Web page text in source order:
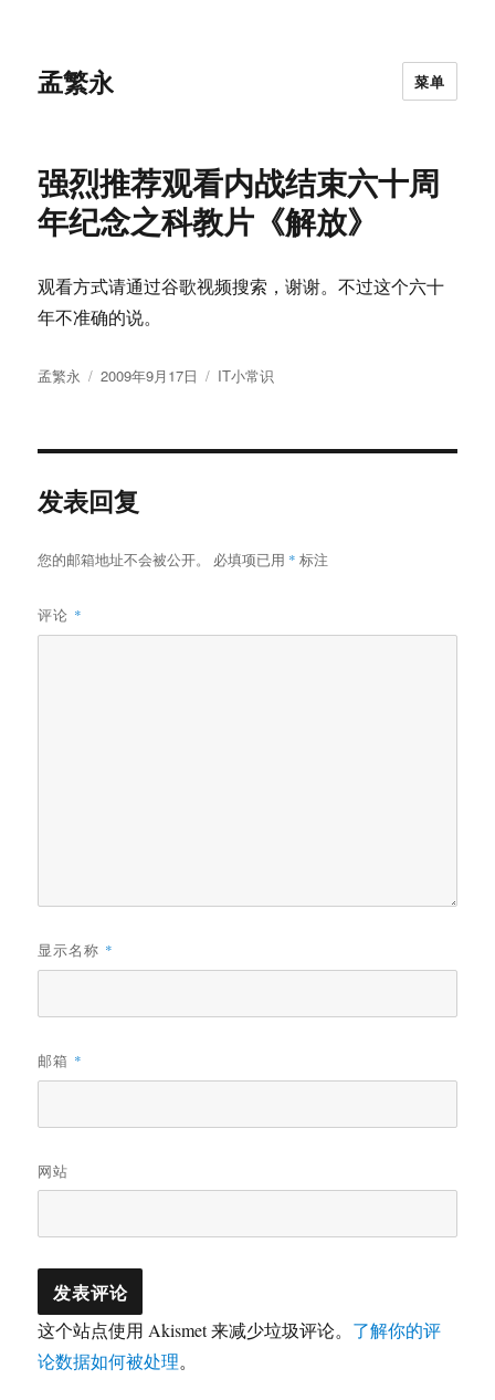
孟繁永 菜单
强烈推荐观看内战结束六十周
年纪念之科教片《解放》
观看方式请通过谷歌视频搜索，谢谢。不过这个六十
年不准确的说。
作
孟繁永
发
2009年9月17日
分
IT小常识
发表回复
您的邮箱地址不会被公开。 必填项已用 * 标注
评论 *
显示名称 *
邮箱 *
网站
这个站点使用 Akismet 来减少垃圾评论。 了解你的评
论数据如何被处理。